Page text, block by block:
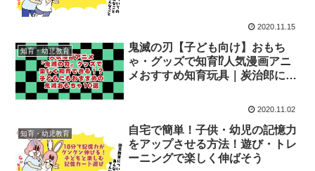
2020.11.15
知育・幼児教育
鬼滅の刃【子ども向け】おもち
ゃ・グッズで知育⁉︎人気漫画アニ
メおすすめ知育玩具｜炭治郎に禰
2020.11.02
知育・幼児教育
自宅で簡単！子供・幼児の記憶力
をアップさせる方法！遊び・トレ
ーニングで楽しく伸ばそう